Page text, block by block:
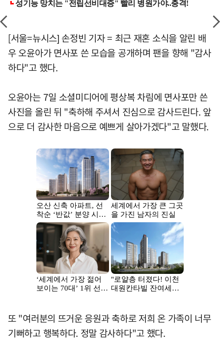
[서울=뉴시스] 손정빈 기자 = 최근 재혼 소식을 알린 배
우 오윤아가 면사포 쓴 모습을 공개하며 팬을 향해 "감사
하다"고 했다.
오윤아는 7일 소셜미디어에 평상복 차림에 면사포만 쓴
사진을 올린 뒤 "축하해 주셔서 진심으로 감사드린다. 앞
으로 더 감사한 마음으로 예쁘게 살아가겠다"고 말했다.
또 "여러분의 뜨거운 응원과 축하로 저희 온 가족이 너무
기뻐하고 행복하다. 정말 감사하다"고 했다.